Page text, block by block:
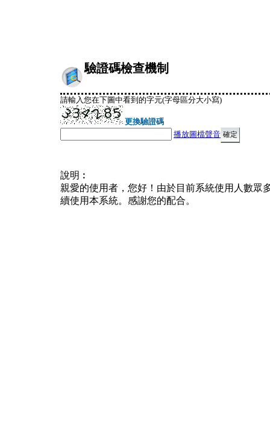
驗證碼檢查機制
請輸入您在下圖中看到的字元(字母區分大小寫)
更換驗證碼
播放圖檔聲音
說明︰
親愛的使用者，您好！由於目前系統使用人數眾
續使用本系統。感謝您的配合。